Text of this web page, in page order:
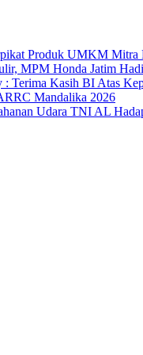
Produk UMKM Mitra
MPM Honda Jatim
Terima Kasih BI Atas
Mandalika 2026
Udara TNI AL